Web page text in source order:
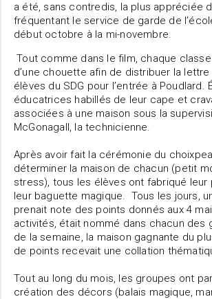
a été, sans contredis, la plus appréciée
fréquentant le service de garde de
début octobre à la mi-novembre.
Tout comme dans le film, chaque
d’une chouette afin de distribuer la lettre
élèves du SDG pour l’entrée à Poudlard.
éducatrices habillés de leur cape et
associées à une maison sous la
McGonagall, la technicienne.
Après avoir fait la cérémonie du
déterminer la maison de chacun (petit
stress), tous les élèves ont fabriqué
leur baguette magique. Tous les jours,
prenait note des points donnés aux 4
activités, était nommé dans chacun des
de la semaine, la maison gagnante du
de points recevait une collation
Tout au long du mois, les groupes ont
création des décors (balais magique,